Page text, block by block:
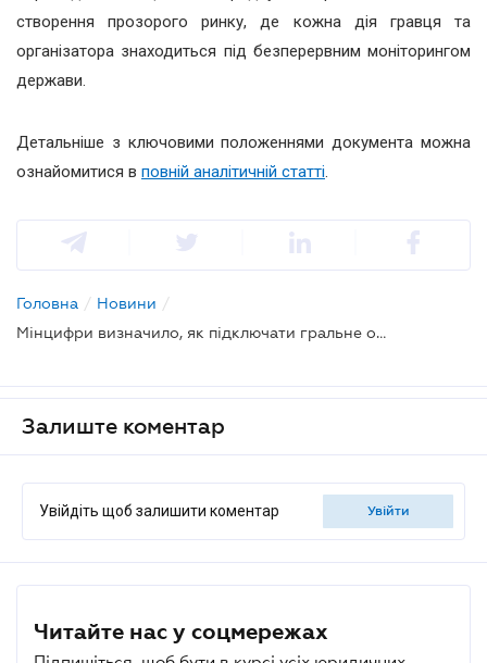
створення прозорого ринку, де кожна дія гравця та
організатора знаходиться під безперервним моніторингом
держави.
Детальніше з ключовими положеннями документа можна
ознайомитися в повній аналітичній статті.
Головна / Новини /
Мінцифри визначило, як підключати гральне обладнання до системи онлайн-моніторингу
Залиште коментар
Увійдіть щоб залишити коментар увійти
Читайте нас у соцмережах